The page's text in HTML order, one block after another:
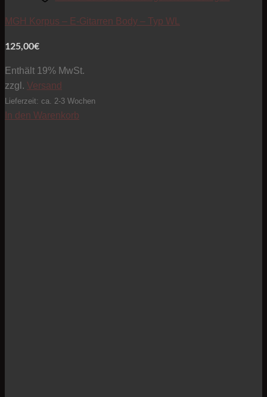
MGH Korpus – E-Gitarren Body – Typ WL
125,00€
Enthält 19% MwSt.
zzgl. Versand
Lieferzeit: ca. 2-3 Wochen
In den Warenkorb